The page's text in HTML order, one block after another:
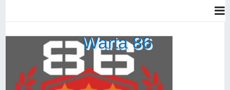
Warta 86